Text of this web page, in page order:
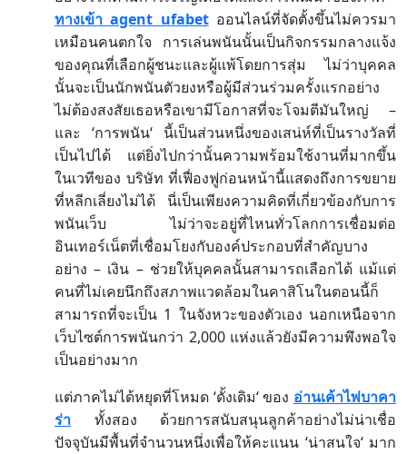
ทางเข้า agent ufabet ออนไลน์ที่จัดตั้งขึ้นไม่ควรมา
เหมือนคนตกใจ
การเล่นพนันนั้นเป็นกิจกรรมกลางแจ้ง
ของคุณที่เลือกผู้ชนะและผู้แพ้โดยการสุ่ม
ไม่ว่าบุคคล
นั้นจะเป็นนักพนันตัวยงหรือผู้มีส่วนร่วมครั้งแรกอย่าง
ไม่ต้องสงสัยเธอหรือเขามีโอกาสที่จะโจมตีมันใหญ่
–
และ ‘การพนัน‘
นี้เป็นส่วนหนึ่งของเสน่ห์ที่เป็นรางวัลที่
เป็นไปได้
แต่ยิ่งไปกว่านั้นความพร้อมใช้งานที่มากขึ้น
ในเวทีของ บริษัท ที่เฟื่องฟูก่อนหน้านี้แสดงถึงการขยาย
ที่หลีกเลี่ยงไม่ได้
นี่เป็นเพียงความคิดที่เกี่ยวข้องกับการ
พนันเว็บ
ไม่ว่าจะอยู่ที่ไหนทั่วโลกการเชื่อมต่อ
อินเทอร์เน็ตที่เชื่อมโยงกับองค์ประกอบที่สำคัญบาง
อย่าง – เงิน – ช่วยให้บุคคลนั้นสามารถเลือกได้ แม้แต่
คนที่ไม่เคยนึกถึงสภาพแวดล้อมในคาสิโนในตอนนี้ก็
สามารถที่จะเป็น 1 ในจังหวะของตัวเอง นอกเหนือจาก
เว็บไซต์การพนันกว่า 2,000 แห่งแล้วยังมีความพึงพอใจ
เป็นอย่างมาก
แต่ภาคไม่ได้หยุดที่โหมด ‘ดั้งเดิม‘ของ อ่านเค้าไพ่บาคา
ร่า
ทั้งสอง
ด้วยการสนับสนุนลูกค้าอย่างไม่น่าเชื่อ
ปัจจุบันมีพื้นที่จำนวนหนึ่งเพื่อให้คะแนน ‘น่าสนใจ‘ มาก